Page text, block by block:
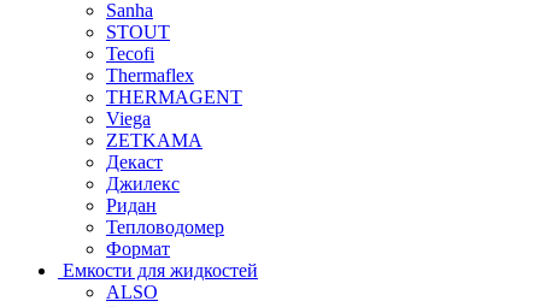
Sanha
STOUT
Tecofi
Thermaflex
THERMAGENT
Viega
ZETKAMA
Декаст
Джилекс
Ридан
Тепловодомер
Формат
Емкости для жидкостей
ALSO